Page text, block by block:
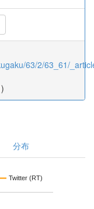
63/2/63_61/
)
分布
Twitter (RT)